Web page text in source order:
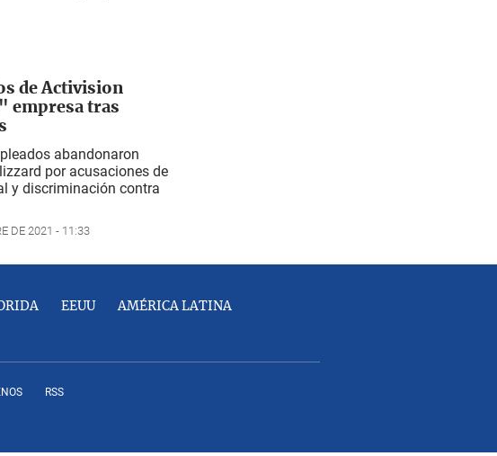
de Activision
empresa tras
abandonaron
por acusaciones de
y discriminación contra
DE 2021 - 11:33
EEUU AMÉRICA LATINA
RSS